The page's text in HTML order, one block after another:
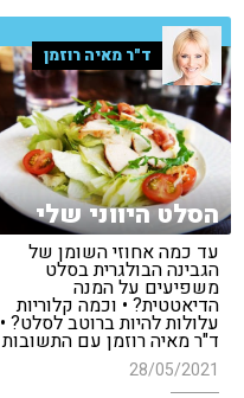
ד"ר מאיה רוזמן
הסלט היווני שלי
עד כמה אחוזי השומן של
הגבינה הבולגרית בסלט
משפיעים על המנה
הדיאטטית? • וכמה קלוריות
עלולות להיות ברוטב לסלט? •
ד"ר מאיה רוזמן עם התשובות
28/05/2021